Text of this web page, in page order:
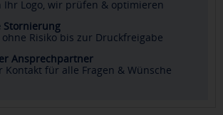
Ihr Logo, wir prüfen & optimieren
Stornierung
Risiko bis zur Druckfreigabe
Ansprechpartner
Kontakt für alle Fragen & Wünsche